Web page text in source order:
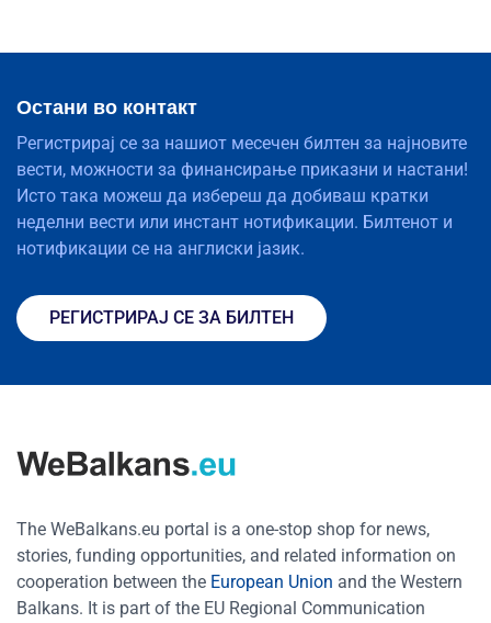
Остани во контакт
Регистрирај се за нашиот месечен билтен за најновите
вести, можности за финансирање приказни и настани!
Исто така можеш да избереш да добиваш кратки
неделни вести или инстант нотификации. Билтенот и
нотификации се на англиски јазик.
РЕГИСТРИРАЈ СЕ ЗА БИЛТЕН
The WeBalkans.eu portal is a one-stop shop for news,
stories, funding opportunities, and related information on
cooperation between the European Union and the Western
Balkans. It is part of the EU Regional Communication